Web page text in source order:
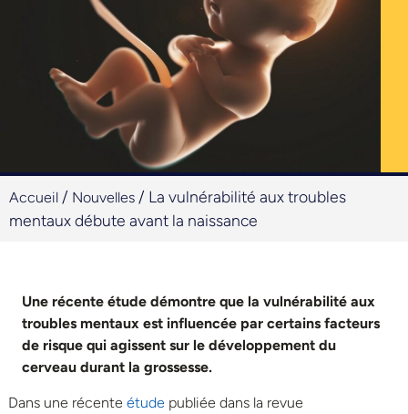
Accueil / Nouvelles / La vulnérabilité aux troubles
mentaux débute avant la naissance
Une récente étude démontre que la vulnérabilité aux
troubles mentaux est influencée par certains facteurs
de risque qui agissent sur le développement du
cerveau durant la grossesse.
Dans une récente étude publiée dans la revue